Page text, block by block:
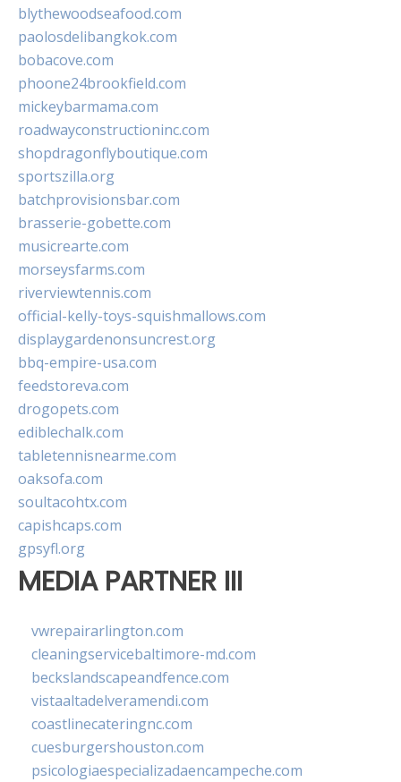
blythewoodseafood.com
paolosdelibangkok.com
bobacove.com
phoone24brookfield.com
mickeybarmama.com
roadwayconstructioninc.com
shopdragonflyboutique.com
sportszilla.org
batchprovisionsbar.com
brasserie-gobette.com
musicrearte.com
morseysfarms.com
riverviewtennis.com
official-kelly-toys-squishmallows.com
displaygardenonsuncrest.org
bbq-empire-usa.com
feedstoreva.com
drogopets.com
ediblechalk.com
tabletennisnearme.com
oaksofa.com
soultacohtx.com
capishcaps.com
gpsyfl.org
MEDIA PARTNER III
vwrepairarlington.com
cleaningservicebaltimore-md.com
beckslandscapeandfence.com
vistaaltadelveramendi.com
coastlinecateringnc.com
cuesburgershouston.com
psicologiaespecializadaencampeche.com